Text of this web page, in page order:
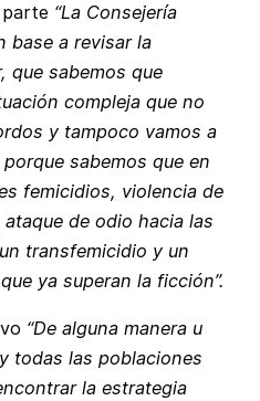
“La Consejería
base a revisar la
que sabemos que
compleja que no
y tampoco vamos a
sabemos que en
femicidios, violencia de
de odio hacia las
transfemicidio y un
ya superan la ficción”.
“De alguna manera u
todas las poblaciones
la estrategia